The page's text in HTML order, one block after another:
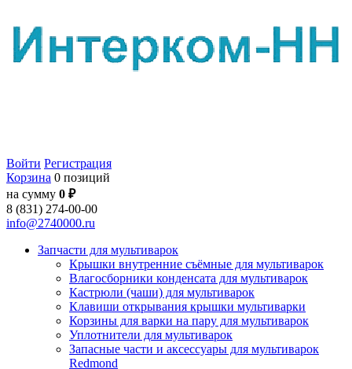
Войти Регистрация
Корзина 0 позиций
на сумму 0 ₽
8 (831) 274-00-00
info@2740000.ru
Запчасти для мультиварок
Крышки внутренние съёмные для мультиварок
Влагосборники конденсата для мультиварок
Кастрюли (чаши) для мультиварок
Клавиши открывания крышки мультиварки
Корзины для варки на пару для мультиварок
Уплотнители для мультиварок
Запасные части и аксессуары для мультиварок
Redmond